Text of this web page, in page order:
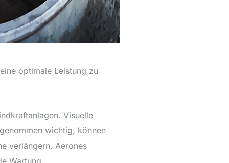
optimale Leistung zu
Visuelle
wichtig, können
verlängern. Aerones
Wartung.